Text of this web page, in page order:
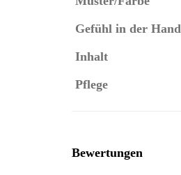
Gefühl in der Hand
Inhalt
Pflege
Bewertungen